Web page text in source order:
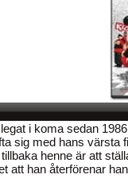
i koma sedan
sig med hans värsta
henne är att
att han återförenar